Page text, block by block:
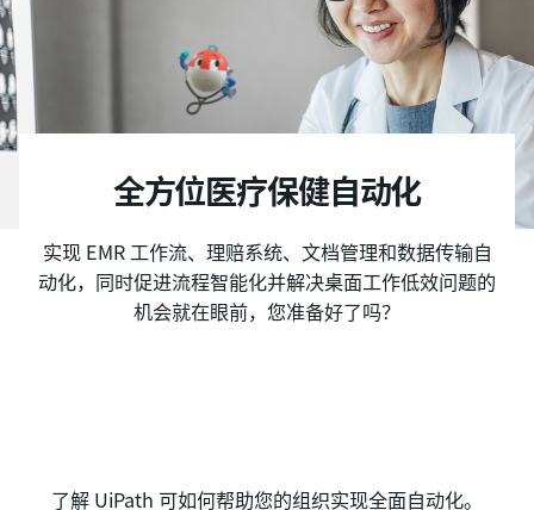
全方位医疗保健自动化
实现 EMR 工作流、理赔系统、文档管理和数据传输自
动化，同时促进流程智能化并解决桌面工作低效问题的
机会就在眼前，您准备好了吗？
了解 UiPath 可如何帮助您的组织实现全面自动化。